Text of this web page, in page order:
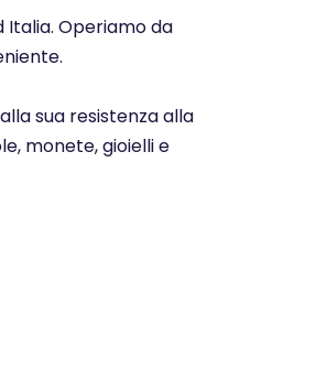
Italia. Operiamo da
sua resistenza alla
monete, gioielli e